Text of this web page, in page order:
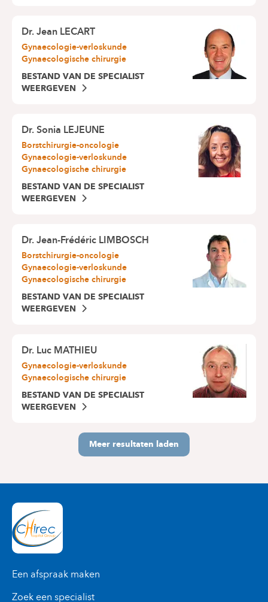
Dr.Jean LECART
Gynaecologie-verloskunde
Gynaecologische chirurgie
BESTAND VAN DE SPECIALIST
WEERGEVEN
Dr.Sonia LEJEUNE
Borstchirurgie-oncologie
Gynaecologie-verloskunde
Gynaecologische chirurgie
BESTAND VAN DE SPECIALIST
WEERGEVEN
Dr.Jean-Frédéric LIMBOSCH
Borstchirurgie-oncologie
Gynaecologie-verloskunde
Gynaecologische chirurgie
BESTAND VAN DE SPECIALIST
WEERGEVEN
Dr.Luc MATHIEU
Gynaecologie-verloskunde
Gynaecologische chirurgie
BESTAND VAN DE SPECIALIST
WEERGEVEN
Meer resultaten laden
Een afspraak maken
Zoek een specialist